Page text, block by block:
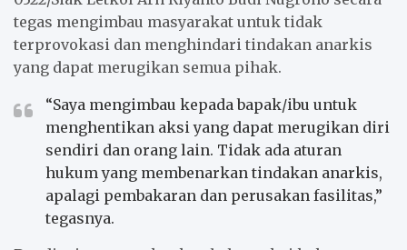
tegas mengimbau masyarakat untuk tidak
terprovokasi dan menghindari tindakan anarkis
yang dapat merugikan semua pihak.
“Saya mengimbau kepada bapak/ibu untuk
menghentikan aksi yang dapat merugikan diri
sendiri dan orang lain. Tidak ada aturan
hukum yang membenarkan tindakan anarkis,
apalagi pembakaran dan perusakan fasilitas,”
tegasnya.